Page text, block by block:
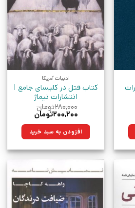
ادبیات آمریکا
کتاب قتل در کلیسای جامع |
انتشارات نیماژ
۲۸۰,۰۰۰تومان
قیمت
۲۸۰,۰۰۰تومان
بود.
۲۰۰,۲۰۰تومان
۲۰۰,۲۰۰تومان.افزودن به سبد خرید